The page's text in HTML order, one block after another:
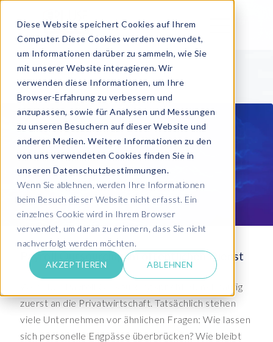
Diese Website speichert Cookies auf Ihrem
Computer. Diese Cookies werden verwendet,
um Informationen darüber zu sammeln, wie Sie
mit unserer Website interagieren. Wir
verwenden diese Informationen, um Ihre
Browser-Erfahrung zu verbessern und
anzupassen, sowie für Analysen und Messungen
zu unseren Besuchern auf dieser Website und
anderen Medien. Weitere Informationen zu den
von uns verwendeten Cookies finden Sie in
unseren Datenschutzbestimmungen.
Wenn Sie ablehnen, werden Ihre Informationen
beim Besuch dieser Website nicht erfasst. Ein
einzelnes Cookie wird in Ihrem Browser
verwendet, um daran zu erinnern, dass Sie nicht
nachverfolgt werden möchten.
AKZEPTIEREN ABLEHNEN
Payroll Outsourcing im öffentlichen Dienst
Wer über Payroll Outsourcing spricht, denkt häufig
zuerst an die Privatwirtschaft. Tatsächlich stehen
viele Unternehmen vor ähnlichen Fragen: Wie lassen
sich personelle Engpässe überbrücken? Wie bleibt